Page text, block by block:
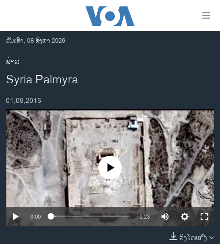
ເຂົ້າ
ຫາ
ຂ້າມ
ຂ້າມ
ໄປ
ຫາ
ຊອກ
ຄົ້ນ
ອາເມຣິກາ
ການເລືອກຕັ້ງ ປະທານາທີບໍດີ ສະຫະລັດ 2024
ຂ່າວ​ຈີນ
ໂລກ
ເອເຊຍ
ອິດສະຫຼະພາບດ້ານການຂ່າວ
ຊີວິດຊາວລາວ
ຊຸມຊົນຊາວລາວ
ວິທະຍາສາດ-ເທັກໂນໂລຈີ
ວັນເສົາ, 08 ສິງຫາ 2026
ຂ່າວ
Syria Palmyra
01,09,2015
No media source currently available
0:00 1:23
ລິງໂດຍກົງ